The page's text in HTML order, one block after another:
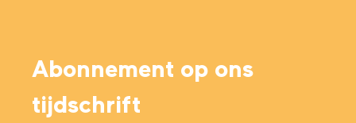
Abonnement op ons
tijdschrift